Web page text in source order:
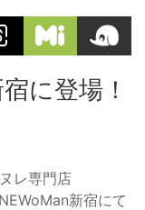
に登場！
レ専門店
新宿にて